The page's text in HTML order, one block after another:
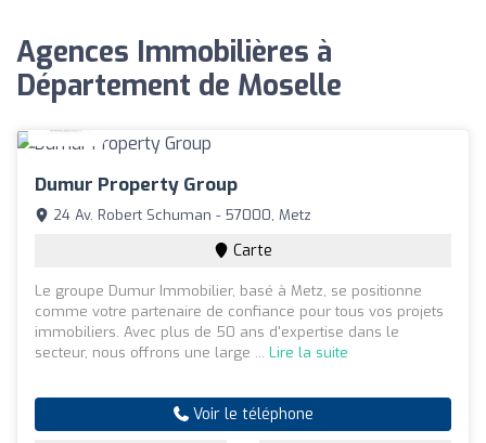
Agences Immobilières à
Département de Moselle
Dumur Property Group
24 Av. Robert Schuman - 57000, Metz
Carte
Le groupe Dumur Immobilier, basé à Metz, se positionne
comme votre partenaire de confiance pour tous vos projets
immobiliers. Avec plus de 50 ans d'expertise dans le
secteur, nous offrons une large ... Lire la suite
Voir le téléphone